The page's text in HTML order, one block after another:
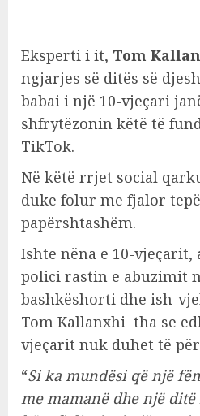
Eksperti i it, Tom
ngjarjes së ditës së
babai i një 10-vjeçari
shfrytëzonin këtë të
TikTok.
Në këtë rrjet social
duke folur me fjalor
papërshtashëm.
Ishte nëna e 10-vjeçarit,
polici rastin e abuzimit
bashkëshorti dhe ish-
Tom Kallanxhi tha se
vjeçarit nuk duhet të
“Si ka mundësi që një
me mamanë dhe një